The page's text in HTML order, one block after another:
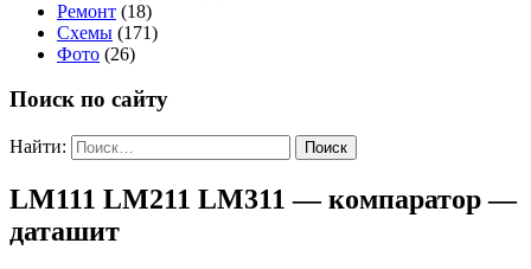
Ремонт (18)
Схемы (171)
Фото (26)
Поиск по сайту
Найти:
LM111 LM211 LM311 — компаратор —
даташит